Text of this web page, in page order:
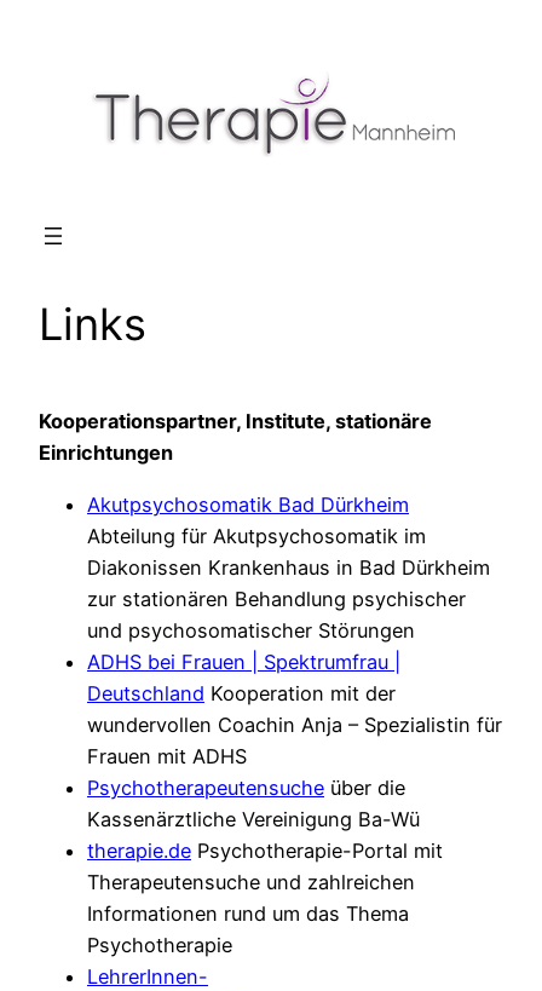
Links
Kooperationspartner, Institute, stationäre
Einrichtungen
Akutpsychosomatik Bad Dürkheim
Abteilung für Akutpsychosomatik im
Diakonissen Krankenhaus in Bad Dürkheim
zur stationären Behandlung psychischer
und psychosomatischer Störungen
ADHS bei Frauen | Spektrumfrau |
Deutschland Kooperation mit der
wundervollen Coachin Anja – Spezialistin für
Frauen mit ADHS
Psychotherapeutensuche über die
Kassenärztliche Vereinigung Ba-Wü
therapie.de Psychotherapie-Portal mit
Therapeutensuche und zahlreichen
Informationen rund um das Thema
Psychotherapie
LehrerInnen-